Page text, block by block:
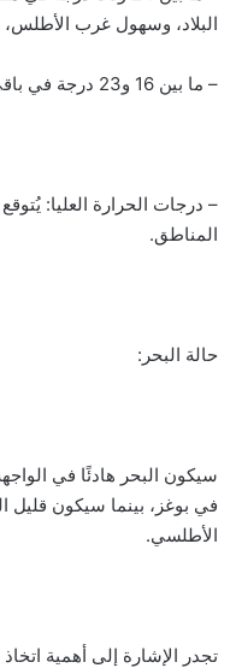
البلاد، وسهول غرب
– ما بين 16 و23 درجة في باقي المناطق.
– درجات الحرارة العليا:
المناطق.
حالة البحر:
سيكون البحر هادئًا في
في بوغز، بينما سيكون
الأطلسي.
تجدر الإشارة إلى أهمية